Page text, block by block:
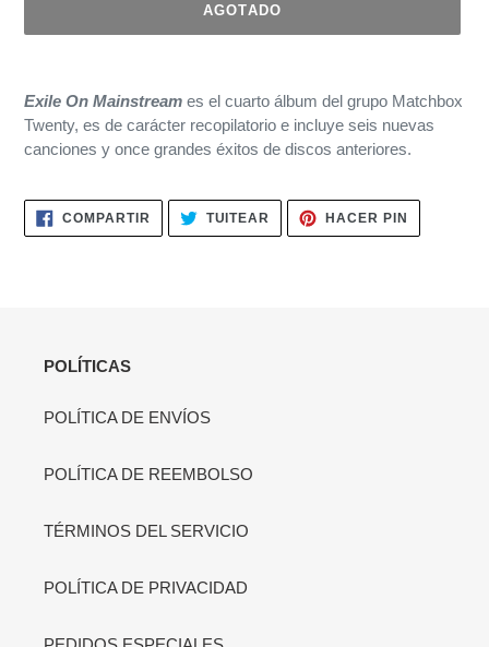
AGOTADO
producto
a
tu
de
compra
Exile On Mainstream es el cuarto álbum del grupo Matchbox
Twenty, es de carácter recopilatorio e incluye seis nuevas
canciones y once grandes éxitos de discos anteriores.
COMPARTIR COMPARTIR
FACEBOOK
TUITEAR TUITEAR
TWITTER
HACER PIN
PINTEREST
POLÍTICAS
POLÍTICA DE ENVÍOS
POLÍTICA DE REEMBOLSO
TÉRMINOS DEL SERVICIO
POLÍTICA DE PRIVACIDAD